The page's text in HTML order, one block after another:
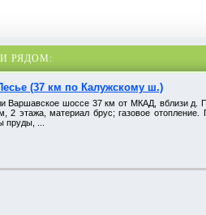
РЯДОМ:
(37 км по Калужскому ш.)
Варшавское шоссе 37 км от МКАД, вблизи д.
2 этажа, материал брус; газовое
пруды, ...